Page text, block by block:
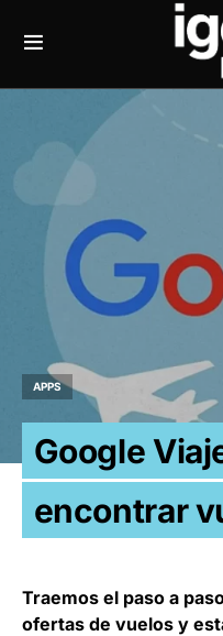
APPS
Google
encontrar
Traemos el paso a
ofertas de vuelos y